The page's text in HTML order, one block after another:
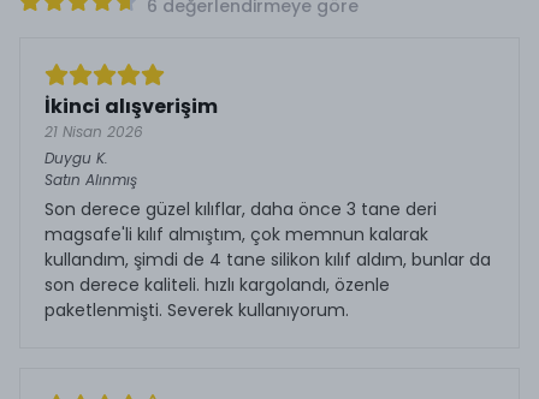
6 değerlendirmeye göre
İkinci alışverişim
21 Nisan 2026
Duygu K.
Satın Alınmış
Son derece güzel kılıflar, daha önce 3 tane deri
magsafe'li kılıf almıştım, çok memnun kalarak
kullandım, şimdi de 4 tane silikon kılıf aldım, bunlar da
son derece kaliteli. hızlı kargolandı, özenle
paketlenmişti. Severek kullanıyorum.